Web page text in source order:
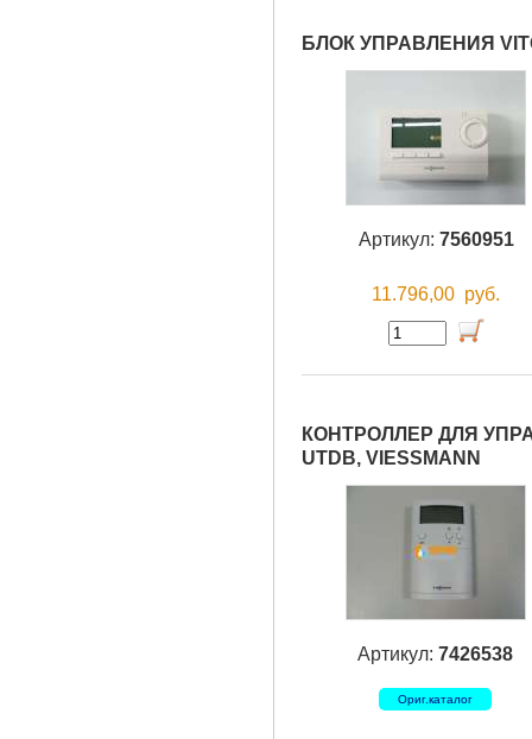
БЛОК УПРАВЛЕНИЯ
Артикул: 7560951
11.796,00 руб.
КОНТРОЛЛЕР ДЛЯ
UTDB, VIESSMANN
Артикул: 7426538
Ориг.каталог